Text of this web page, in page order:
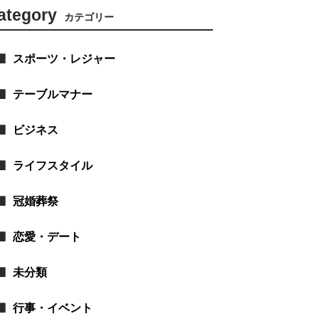
カテゴリー
スポーツ・レジャー
テーブルマナー
ビジネス
ライフスタイル
冠婚葬祭
恋愛・デート
未分類
行事・イベント